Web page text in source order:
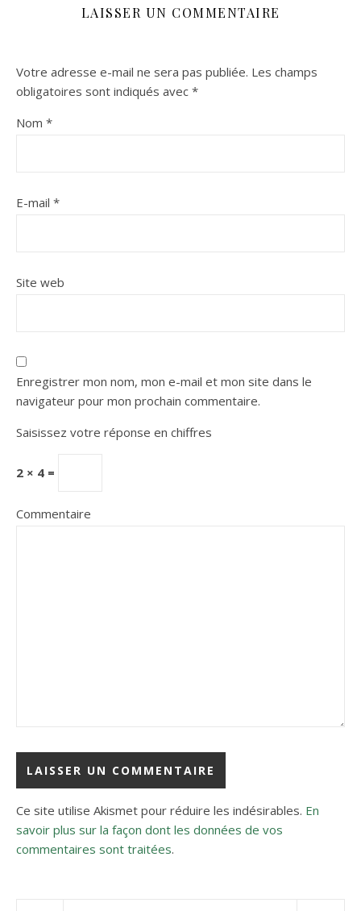
LAISSER UN COMMENTAIRE
Votre adresse e-mail ne sera pas publiée. Les champs
obligatoires sont indiqués avec *
Nom *
E-mail *
Site web
Enregistrer mon nom, mon e-mail et mon site dans le
navigateur pour mon prochain commentaire.
Saisissez votre réponse en chiffres
2 × 4 =
Commentaire
Ce site utilise Akismet pour réduire les indésirables. En
savoir plus sur la façon dont les données de vos
commentaires sont traitées.